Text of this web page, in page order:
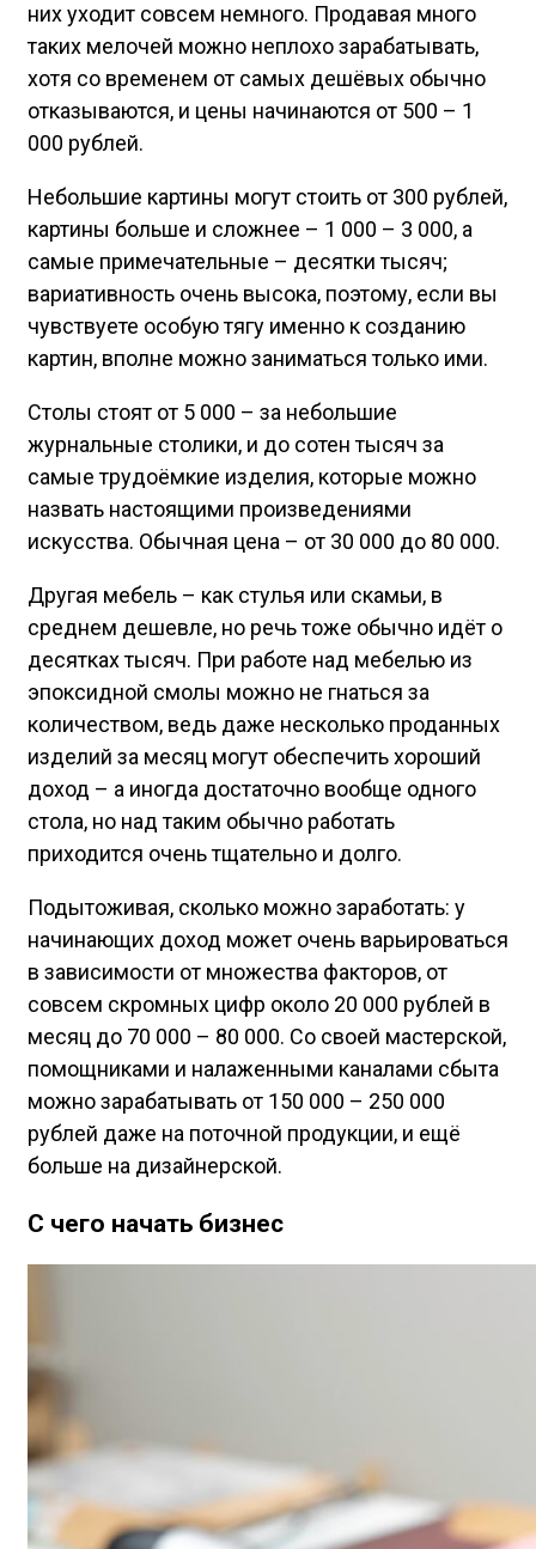
них уходит совсем немного. Продавая много
таких мелочей можно неплохо зарабатывать,
хотя со временем от самых дешёвых обычно
отказываются, и цены начинаются от 500 – 1
000 рублей.
Небольшие картины могут стоить от 300 рублей,
картины больше и сложнее – 1 000 – 3 000, а
самые примечательные – десятки тысяч;
вариативность очень высока, поэтому, если вы
чувствуете особую тягу именно к созданию
картин, вполне можно заниматься только ими.
Столы стоят от 5 000 – за небольшие
журнальные столики, и до сотен тысяч за
самые трудоёмкие изделия, которые можно
назвать настоящими произведениями
искусства. Обычная цена – от 30 000 до 80 000.
Другая мебель – как стулья или скамьи, в
среднем дешевле, но речь тоже обычно идёт о
десятках тысяч. При работе над мебелью из
эпоксидной смолы можно не гнаться за
количеством, ведь даже несколько проданных
изделий за месяц могут обеспечить хороший
доход – а иногда достаточно вообще одного
стола, но над таким обычно работать
приходится очень тщательно и долго.
Подытоживая, сколько можно заработать: у
начинающих доход может очень варьироваться
в зависимости от множества факторов, от
совсем скромных цифр около 20 000 рублей в
месяц до 70 000 – 80 000. Со своей мастерской,
помощниками и налаженными каналами сбыта
можно зарабатывать от 150 000 – 250 000
рублей даже на поточной продукции, и ещё
больше на дизайнерской.
С чего начать бизнес